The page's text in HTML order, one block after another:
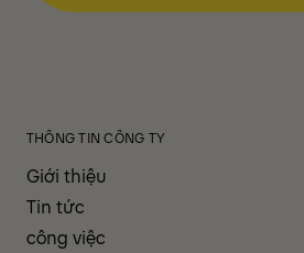
THÔNG TIN CÔNG TY
Giới thiệu
Tin tức
công việc